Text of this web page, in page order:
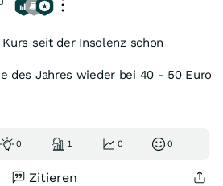
seit der Insolenz schon
des Jahres wieder bei 40 - 50 Euro
0 1 0 0
Zitieren